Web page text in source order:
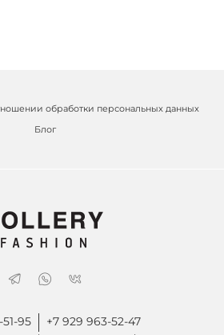
обработки персональных данных
Блог
51-95
+7 929 963-52-47